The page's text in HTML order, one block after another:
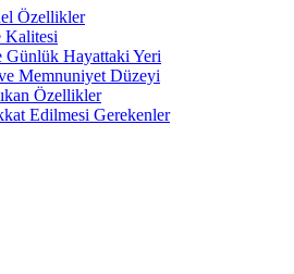
Özellikler
Kalitesi
Günlük Hayattaki Yeri
Memnuniyet Düzeyi
Özellikler
Edilmesi Gerekenler